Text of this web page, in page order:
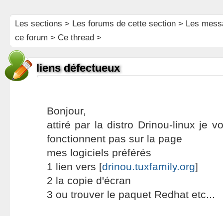
Les sections > Les forums de cette section> Les
ce forum > Ce thread >
liens défectueux
Bonjour,
attiré par la distro Drinou-linux je
fonctionnent pas sur la page
mes logiciels préférés
1 lien vers [drinou.tuxfamily.org]
2 la copie d'écran
3 ou trouver le paquet Redhat etc...